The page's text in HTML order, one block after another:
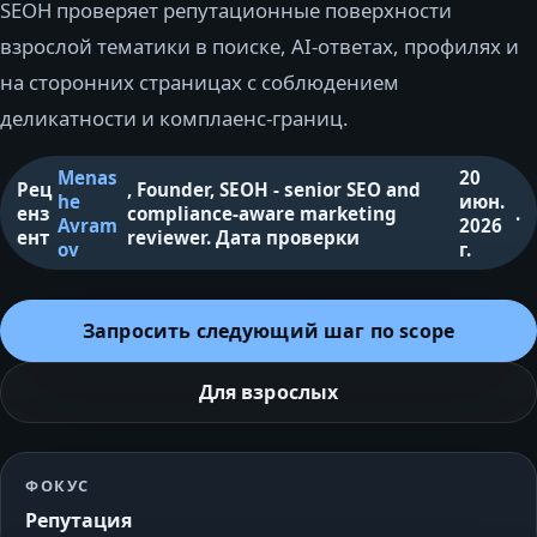
SEOH проверяет репутационные поверхности
взрослой тематики в поиске, AI-ответах, профилях и
на сторонних страницах с соблюдением
деликатности и комплаенс-границ.
Рец
енз
ент
Menas
he
Avram
ov
, Founder, SEOH - senior SEO and
compliance-aware marketing
reviewer.Дата проверки
20
июн.
2026
г.
.
Запросить следующий шаг по scope
Для взрослых
ФОКУС
Репутация